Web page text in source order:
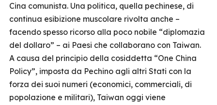
Cina comunista. Una politica, quella pechinese, di
continua esibizione muscolare rivolta anche –
facendo spesso ricorso alla poco nobile “diplomazia
del dollaro” – ai Paesi che collaborano con Taiwan.
A causa del principio della cosiddetta “One China
Policy”, imposta da Pechino agli altri Stati con la
forza dei suoi numeri (economici, commerciali, di
popolazione e militari), Taiwan oggi viene